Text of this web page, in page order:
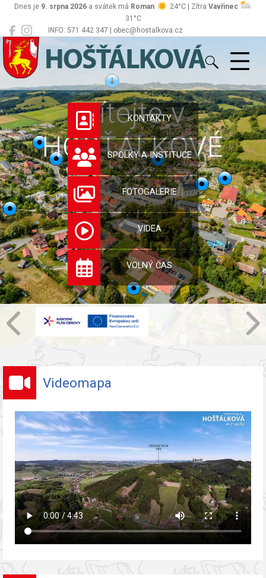
INFO: 571 442 347 | obec@hostalkova.cz
Dnes je 9. srpna 2026 a svátek má Roman 24°C | Zítra Vavřinec
31°C
Hošťálková
Vítejte v
HOŠŤÁLKOVÉ
KONTAKTY
SPOLKY A INSTITUCE
FOTOGALERIE
VIDEA
VOLNÝ ČAS
Videomapa